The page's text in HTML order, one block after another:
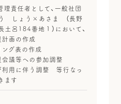
理責任者として、一般社団
しょう×あさま （長野
土呂184番地１）において、
計画の作成
ング表の作成
会議等への参加調整
利用に伴う調整 等行なっ
ます